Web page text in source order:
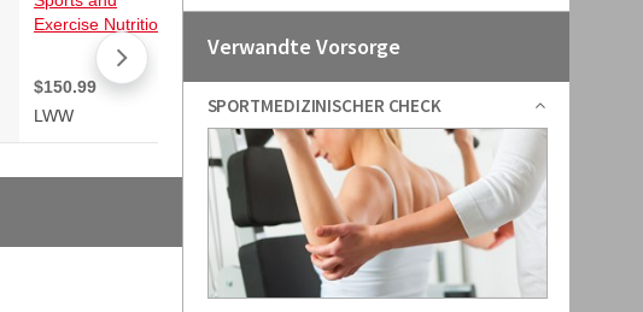
Verwandte Vorsorge
SPORTMEDIZINISCHER CHECK